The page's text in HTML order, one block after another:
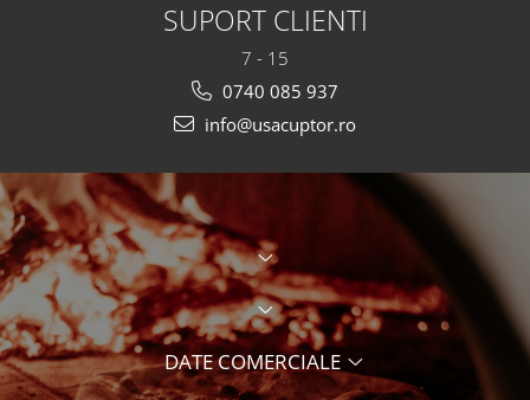
SUPORT CLIENTI
7 - 15
0740 085 937
info@usacuptor.ro
DATE COMERCIALE